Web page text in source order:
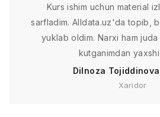
Kurs ishim uchun material
sarfladim. Alldata.uz'da topib,
yuklab oldim. Narxi ham
kutganimdan
Dilnoza
Xaridor